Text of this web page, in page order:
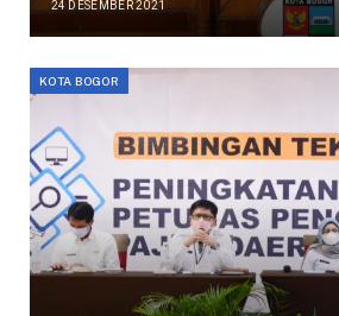
24 DESEMBER 2021
KOTA BOGOR